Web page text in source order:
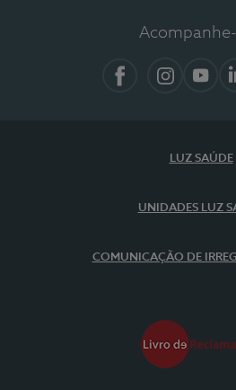
LUZ SAÚDE
UNIDADES LUZ
COMUNICAÇÃO DE